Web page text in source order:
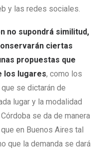
y las redes sociales.
no supondrá similitud,
ciertas
propuestas que
los lugares, como los
se dictarán de
lugar y la modalidad
se da de manera
en Buenos Aires tal
que la demanda se dará